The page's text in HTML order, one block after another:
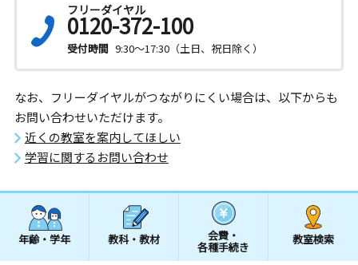
フリーダイヤル
0120-372-100
受付時間 9:30～17:30（土日、祝日除く）
なお、フリーダイヤルがつながりにくい場合は、以下からも
お問い合わせいただけます。
近くの教室を案内してほしい
学習に関するお問い合わせ
年齢・学年 教科・教材 会費・
各種手続き
教室検索